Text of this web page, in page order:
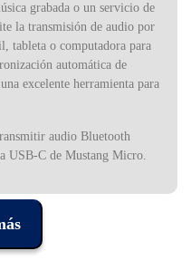
grabada o un servicio de
la transmisión de audio por
tableta o computadora para
automática de
excelente herramienta para
audio Bluetooth
USB-C de Mustang Micro.
de auriculares, con DSP
amplia gama de sonidos